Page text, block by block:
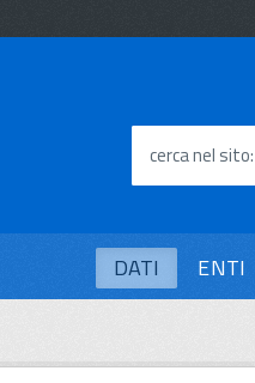
cerca nel sito
DATI ENTI